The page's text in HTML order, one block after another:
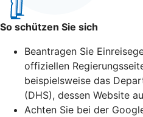
So schützen Sie sich
Beantragen Sie
offiziellen
beispielsweise das
(DHS), dessen Website
Achten Sie bei der